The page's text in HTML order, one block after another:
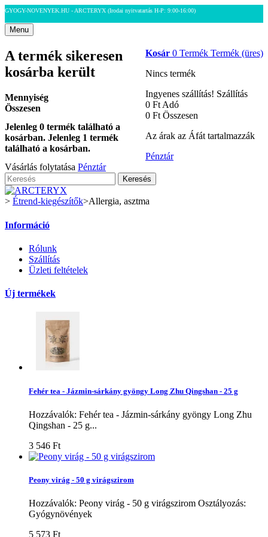
GYOGY-NOVENYEK.HU - ARCTERYX (Irodai nyitvatartás H-P: 9:00-16:00)
Menu
Kosár 0 Termék Termék (üres)
Nincs termék
Ingyenes szállítás! Szállítás
0 Ft‎ Adó
0 Ft‎ Összesen
Az árak az Áfát tartalmazzák
Pénztár
A termék sikeresen
kosárba került
Mennyiség
Összesen
Jelenleg 0 termék található a
kosárban. Jelenleg 1 termék
található a kosárban.
Vásárlás folytatása Pénztár
Keresés
> Étrend-kiegészítők>Allergia, asztma
Információ
Rólunk
Szállítás
Üzleti feltételek
Új termékek
Fehér tea - Jázmin-sárkány gyöngy Long Zhu Qingshan - 25 g
Hozzávalók: Fehér tea - Jázmin-sárkány gyöngy Long Zhu
Qingshan - 25 g...
3 546 Ft‎
Peony virág - 50 g virágszirom
Hozzávalók: Peony virág - 50 g virágszirom Osztályozás:
Gyógynövények
5 573 Ft‎